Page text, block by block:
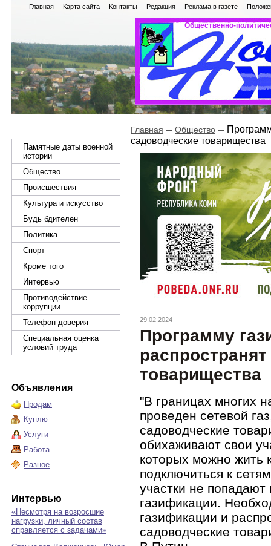
Главная Карта сайта Контакты Редакция Реклама в газете
Общественно-
Памятные даты военной
истории
Общество
Происшествия
Культура и искусство
Будь бдителен
Политика
Спорт
Кроме того
Интервью
Противодействие
коррупции
Телефон доверия
Специальная оценка
условий труда
Объявления
Продам
Куплю
Услуги
Работа
Разное
Интервью
«Несмотря на возросшие
нагрузки, личный состав
справляется с задачами»
Главная Общество
садоводческие товарищества
29.02.2024
Программу
товарищества
"В границах многих
проведен сетевой
садоводческие
обихаживают свои
которых можно жить
подключиться к
участки не попадают
газификации.
газификации и
садоводческие